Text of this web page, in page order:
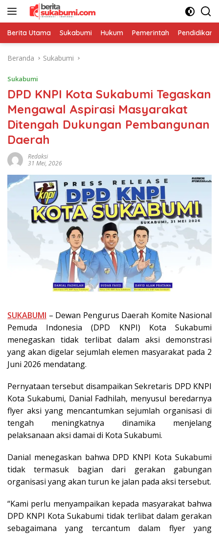
Langsung
Berita Utama Sukabumi Hukum Pemerintah Pendidikan
Beranda Sukabumi
Sukabumi
DPD KNPI Kota Sukabumi Tegaskan
Mengawal Aspirasi Masyarakat
Ditengah Dukungan Pembangunan
Daerah
Redaksi
31 Mei, 2026
SUKABUMI – Dewan Pengurus Daerah Komite Nasional
Pemuda Indonesia (DPD KNPI) Kota Sukabumi
menegaskan tidak terlibat dalam aksi demonstrasi
yang akan digelar sejumlah elemen masyarakat pada 2
Juni 2026 mendatang.
Pernyataan tersebut disampaikan Sekretaris DPD KNPI
Kota Sukabumi, Danial Fadhilah, menyusul beredarnya
flyer aksi yang mencantumkan sejumlah organisasi di
tengah meningkatnya dinamika menjelang
pelaksanaan aksi damai di Kota Sukabumi.
Danial menegaskan bahwa DPD KNPI Kota Sukabumi
tidak termasuk bagian dari gerakan gabungan
organisasi yang akan turun ke jalan pada aksi tersebut.
“Kami perlu menyampaikan kepada masyarakat bahwa
DPD KNPI Kota Sukabumi tidak terlibat dalam gerakan
sebagaimana yang tercantum dalam flyer yang